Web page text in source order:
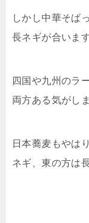
しかし中華そば
長ネギが合います
四国や九州のラ
両方ある気がしま
日本蕎麦もやは
ネギ、東の方は